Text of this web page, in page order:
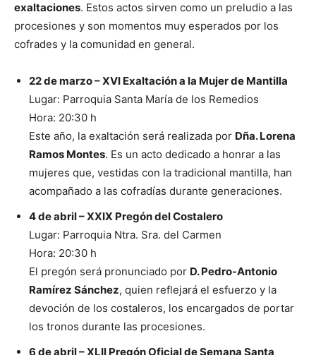
exaltaciones. Estos actos sirven como un preludio a las
procesiones y son momentos muy esperados por los
cofrades y la comunidad en general.
22 de marzo – XVI Exaltación a la Mujer de Mantilla
Lugar: Parroquia Santa María de los Remedios
Hora: 20:30 h
Este año, la exaltación será realizada por Dña. Lorena
Ramos Montes. Es un acto dedicado a honrar a las
mujeres que, vestidas con la tradicional mantilla, han
acompañado a las cofradías durante generaciones.
4 de abril – XXIX Pregón del Costalero
Lugar: Parroquia Ntra. Sra. del Carmen
Hora: 20:30 h
El pregón será pronunciado por D. Pedro-Antonio
Ramírez Sánchez, quien reflejará el esfuerzo y la
devoción de los costaleros, los encargados de portar
los tronos durante las procesiones.
6 de abril – XLII Pregón Oficial de Semana Santa